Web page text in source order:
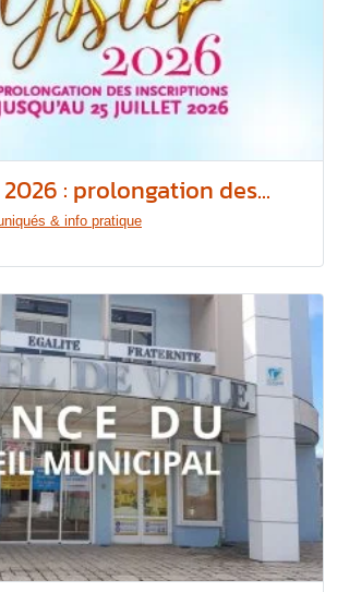
: prolongation des...
& info pratique